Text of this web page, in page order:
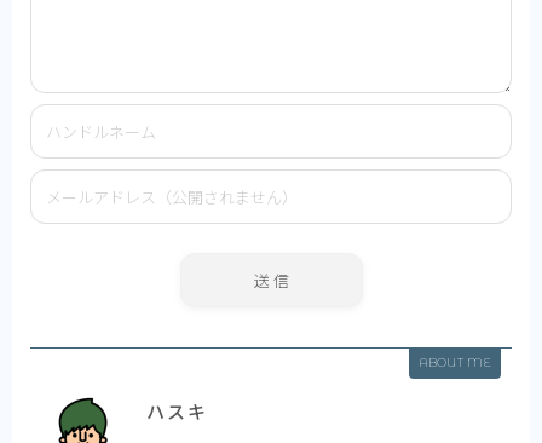
ABOUT ME
ハスキ